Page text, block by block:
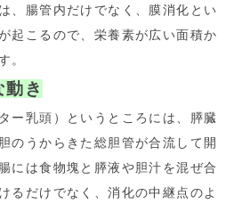
、腸管内だけでなく、膜消化とい
起こるので、栄養素が広い面積か
。
き
ー乳頭）というところには、膵臓
のうからきた総胆管が合流して開
には食物塊と膵液や胆汁を混ぜ合
るだけでなく、消化の中継点のよ